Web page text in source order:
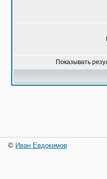
Показывать
© Иван Евдокимов